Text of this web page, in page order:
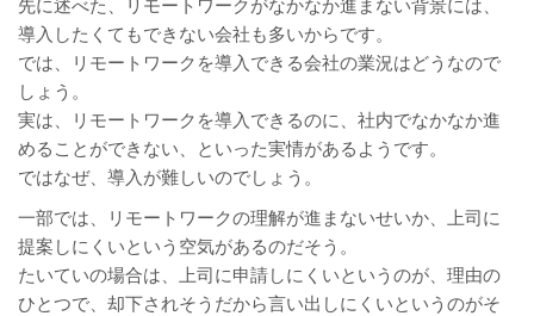
導入したくてもできない会社も多いからです。
では、リモートワークを導入できる会社の業況はどうなので
しょう。
実は、リモートワークを導入できるのに、社内でなかなか進
めることができない、といった実情があるようです。
ではなぜ、導入が難しいのでしょう。
一部では、リモートワークの理解が進まないせいか、上司に
提案しにくいという空気があるのだそう。
たいていの場合は、上司に申請しにくいというのが、理由の
ひとつで、却下されそうだから言い出しにくいというのがそ